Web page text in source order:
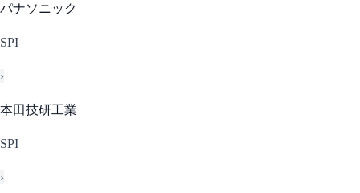
パナソニック
SPI
›
本田技研工業
SPI
›